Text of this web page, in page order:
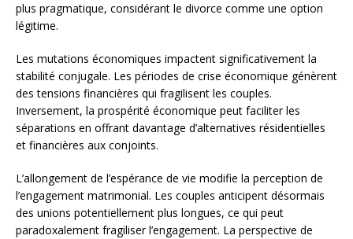
plus pragmatique, considérant le divorce comme une option
légitime.
Les mutations économiques impactent significativement la
stabilité conjugale. Les périodes de crise économique génèrent
des tensions financières qui fragilisent les couples.
Inversement, la prospérité économique peut faciliter les
séparations en offrant davantage d’alternatives résidentielles
et financières aux conjoints.
L’allongement de l’espérance de vie modifie la perception de
l’engagement matrimonial. Les couples anticipent désormais
des unions potentiellement plus longues, ce qui peut
paradoxalement fragiliser l’engagement. La perspective de